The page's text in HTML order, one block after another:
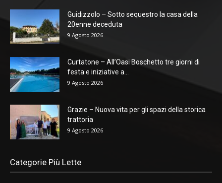
Guidizzolo – Sotto sequestro la casa della
20enne deceduta
9 Agosto 2026
Curtatone – All’Oasi Boschetto tre giorni di
festa e iniziative a...
9 Agosto 2026
Grazie – Nuova vita per gli spazi della storica
trattoria
9 Agosto 2026
Categorie Più Lette